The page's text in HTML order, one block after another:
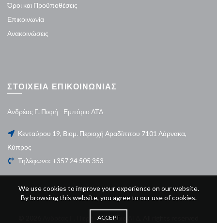
Όροι και Προϋποθέσεις
Επικοινωνία
Ανακοινώσεις
ΣΤΟΙΧΕΙΑ ΕΠΙΚΟΙΝΩΝΙΑΣ
Ανδρέας Γ. Πιερή - Εμπόριο ΛΤΔ
Κενταύρου 19, Βιομ. Περιοχή Αραδίππου 7101 Λάρνακα,
Κύπρος
Τηλέφωνο: +357 24 505 353
Ανδρέας Γ. Πιερή – Εμπόριο ΛΤΔ
We use cookies to improve your experience on our website.
By browsing this website, you agree to our use of cookies.
ACCEPT